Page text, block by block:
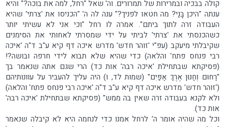
קולה בבכיה ובמרירות של תמרורים. וה' שאל "רחל, למה את בוכה?" והיא
ענתה "היכן בָּנַי? מה חטאו לפניך?" ענה לה ה' "הכניסו את 'צרתי' שהיא
העבודה זרה לתוך ביתם". אמרה לו רחל "וכי אני לא עשיתי יותר
כשהכנסתי את 'צרתי' לביתי על ידי שמסרתי לאחותי את הסימנים
שקיבלתי מיעקב (עפ"י 'זוהר חדש' מדרש איכה דף קיא ע"ב ד"ה 'איכה
רבי פנחס פתח' והלאה) כדי שהיא שלא תבוא לידי חרפה ובושה?!
(פסיקתא שבתחילת 'איכה רבה' אות כד) הרי שגם אתה שנאמר בך
"רַחוּם וְחַנּוּן אֶרֶךְ אַפַּיִם" (שמות לד, ו) היה עליך להעביר על עוונותיהם
('זוהר חדש' מדרש איכה דף קיא ע"ב ד"ה 'איכה רבי פנחס פתח' והלאה)
ולא לקנא בעבודה זרה שאין בה ממש" (פסיקתא שבתחילת 'איכה רבה'
אות כד).
וכל מה שהיה אומר ה' לרחל אמנו כדי לנחמה היא לא קיבלה שנאמר